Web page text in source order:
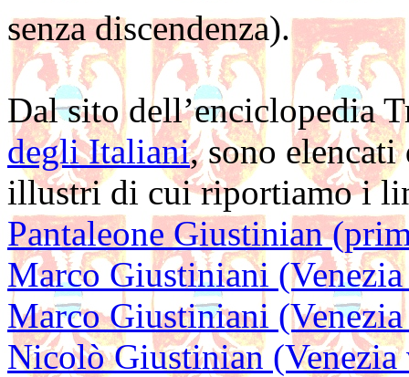
senza discendenza).
Dal sito dell’enciclopedia
degli Italiani, sono
illustri di cui riportiamo i
Pantaleone Giustinian
Marco Giustiniani
Marco Giustiniani
Nicolò Giustinian